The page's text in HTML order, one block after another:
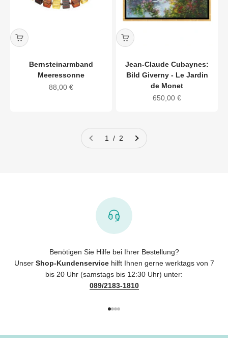
Bernsteinarmband
Meeressonne
Angebot
88,00 €
Jean-Claude Cubaynes:
Bild Giverny - Le Jardin
de Monet
Angebot
650,00 €
1 / 2
Benötigen Sie Hilfe bei Ihrer Bestellung?
Unser Shop-Kundenservicehilft Ihnen gerne werktags von 7
bis 20 Uhr (samstags bis 12:30 Uhr) unter:
089/2183-1810